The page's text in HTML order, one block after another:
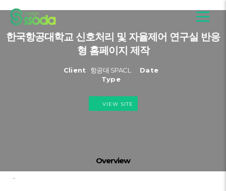
한국항공대학교 신호처리 및 자율제어 연구실 반응
형 홈페이지 제작
Client 항공대 SPACL
Date
Type
VIEW SITE
Overview
..